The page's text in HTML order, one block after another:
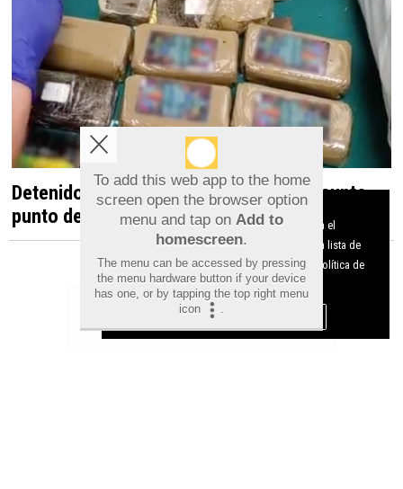
Detenido en Albatera por dirigir un presunto
punto de venta de droga desde una vivienda
To add this web app to the home
screen open the browser option
menu and tap on Add to
homescreen.
The menu can be accessed by pressing
the menu hardware button if your device
has one, or by tapping the top right menu
icon
.
Aviso sobre el Uso de cookies:
Utilizamos cookies nuestras y de terceros para el
funcionamiento del digital. Puedes consultar la lista de
cookies y como desconectarlas. Ver nuestra Política de
Privacidad y Cookies
Aceptar Cookies